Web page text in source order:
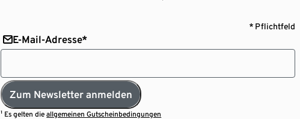
* Pflichtfeld
E-Mail-Adresse*
Zum Newsletter anmelden
¹ Es gelten dieallgemeinen Gutscheinbedingungen